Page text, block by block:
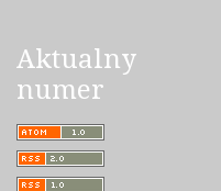
Aktualny
numer